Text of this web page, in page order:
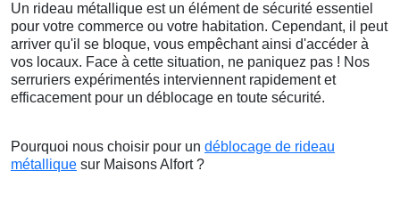
Un rideau métallique est un élément de sécurité essentiel
pour votre commerce ou votre habitation. Cependant, il peut
arriver qu'il se bloque, vous empêchant ainsi d'accéder à
vos locaux. Face à cette situation, ne paniquez pas ! Nos
serruriers expérimentés interviennent rapidement et
efficacement pour un déblocage en toute sécurité.
Pourquoi nous choisir pour un déblocage de rideau
métallique sur Maisons Alfort ?